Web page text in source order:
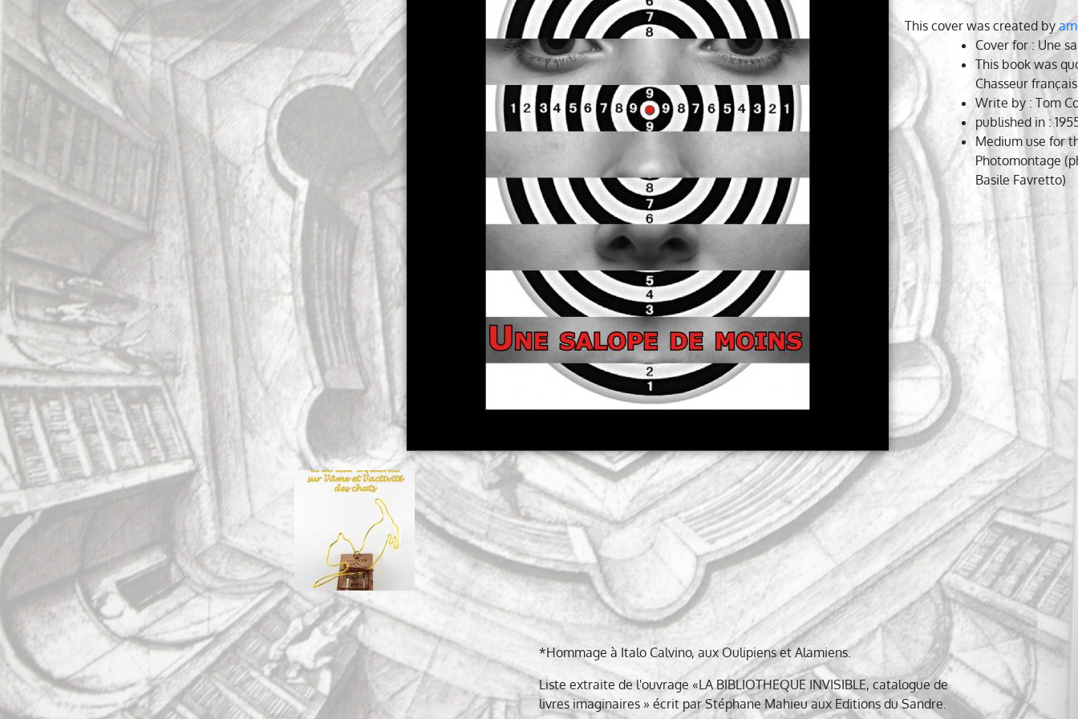
This cover was created by
Cover for : Une
This book was
Chasseur français
Write by : Tom
published in :
Medium use for
Photomontage
Basile Favretto)
Navigation
l’article
*Hommage à Italo Calvino, aux Oulipiens et Alamiens.
Liste extraite de l'ouvrage «LA BIBLIOTHEQUE INVISIBLE, catalogue de
livres imaginaires » écrit par Stéphane Mahieu aux Editions du Sandre.